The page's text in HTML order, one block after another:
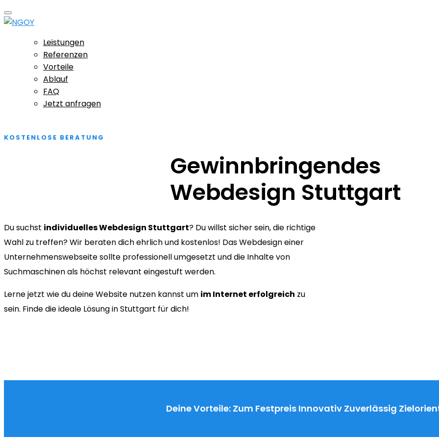
Leistungen
Referenzen
Vorteile
Ablauf
FAQ
Jetzt anfragen
KOSTENLOSE BERATUNG
Gewinnbringendes
Webdesign Stuttgart
Du suchst individuelles Webdesign Stuttgart? Du willst sicher sein, die richtige
Wahl zu treffen? Wir beraten dich ehrlich und kostenlos! Das Webdesign einer
Unternehmenswebseite sollte professionell umgesetzt und die Inhalte von
Suchmaschinen als höchst relevant eingestuft werden.
Lerne jetzt wie du deine Website nutzen kannst um im Internet erfolgreich zu
sein. Finde die ideale Lösung in Stuttgart für dich!
Deine Vorteile: Zum Festpreis Innovativ Zuverlässig